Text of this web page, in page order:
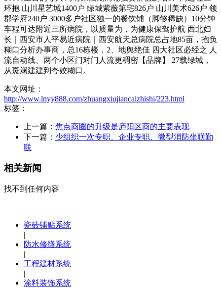
环抱 山川星艺城1400户 绿城紫薇第宅826户 山川美术626户 领
郡学府240户 3000多户社区独一的餐饮铺（脚够稀缺）10分钟
车程可达附近三所病院，以质量为，为健康保驾护航 西北妇
长｜西安市人平易近病院｜西安航天总病院总占地85亩，抱负
糊口分析办事商，总16栋楼，2、地舆绝佳 四大社区必经之 人
流自动线、两个小区门对门人流更稠密【品牌】 27载绿城，
从斑斓建建到夸姣糊口。
本文网址：
http://www.lnyy888.com/zhuangxiujiancaizhishi/223.html
标签：
上一篇： 焦点商圈的升级是庐阳区商的主要表现
下一篇： 少组织一次专职、企业专职、微型消防坐联勤
联
相关新闻
找不到任何内容
瓷砖铺贴系统
|
防水修缮系统
|
工程建材系统
|
涂料装饰系统